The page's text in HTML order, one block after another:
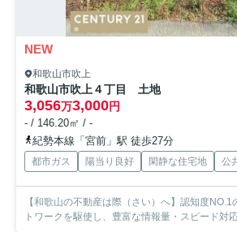
NEW
和歌山市吹上
和歌山市吹上４丁目 土地
3,056万3,000円
- / 146.20㎡ / -
紀勢本線「宮前」駅 徒歩27分
都市ガス 陽当り良好 閑静な住宅地 公
【和歌山の不動産は際（さい）へ】認知度
トワークを駆使し、豊富な情報量・スピード対